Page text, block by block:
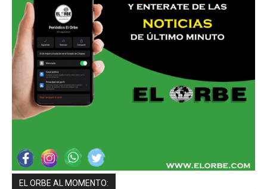
EL ORBE AL MOMENTO: